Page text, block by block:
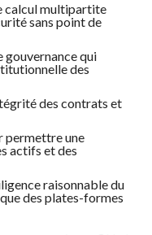
calcul multipartite
sans point de
gouvernance qui
des
des contrats et
permettre une
actifs et des
raisonnable du
des plates-formes